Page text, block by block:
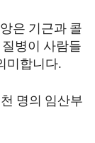
은 기근과 콜
병이 사람들
미합니다.
명의 임산부